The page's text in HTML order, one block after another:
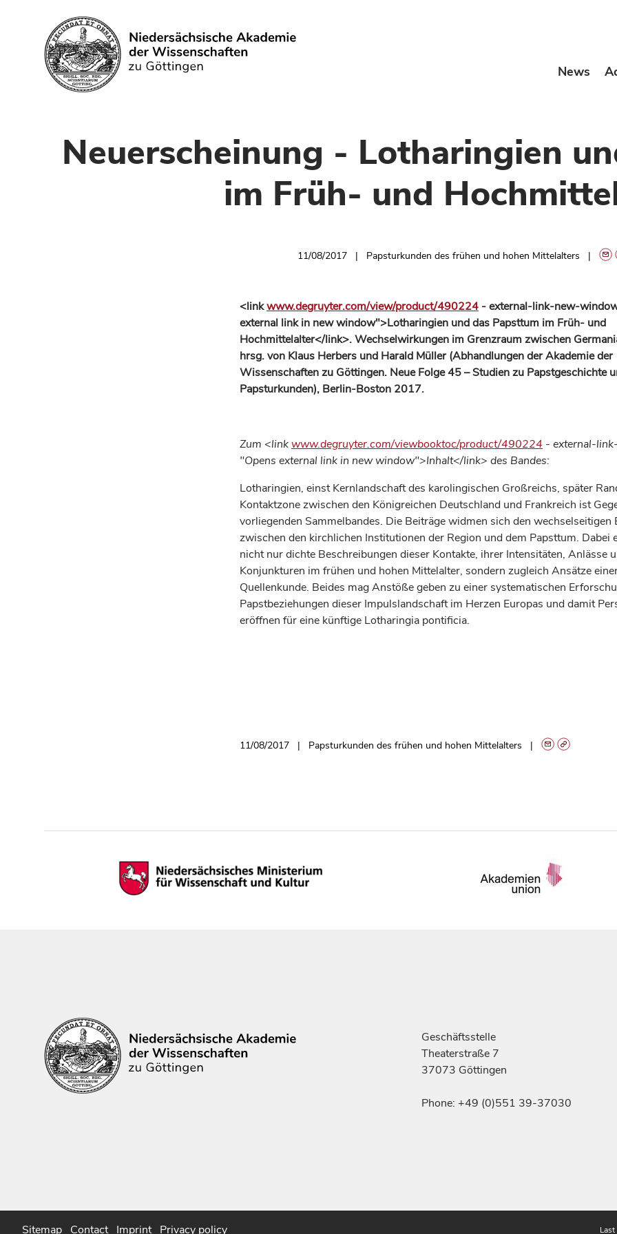
Search News
Neuerscheinung - Lotharingien
im Früh- und
11/08/2017 Papsturkunden des frühen und hohen Mittelalters
<linkwww.degruyter.com/view/product/490224 - external-link-new-
external link in new window">Lotharingien und das Papsttum im Früh- und
Hochmittelalter</link>. Wechselwirkungen im Grenzraum zwischen
hrsg. von Klaus Herbers und Harald Müller (Abhandlungen der Akademie der
Wissenschaften zu Göttingen. Neue Folge 45 – Studien zu Papstgeschichte
Papsturkunden), Berlin-Boston 2017.
Zum <linkwww.degruyter.com/viewbooktoc/product/490224 - external-
"Opens external link in new window">Inhalt</link> des Bandes:
Lotharingien, einst Kernlandschaft des karolingischen Großreichs, später
Kontaktzone zwischen den Königreichen Deutschland und Frankreich ist
vorliegenden Sammelbandes. Die Beiträge widmen sich den wechselseitigen
zwischen den kirchlichen Institutionen der Region und dem Papsttum. Dabei
nicht nur dichte Beschreibungen dieser Kontakte, ihrer Intensitäten, Anlässe
Konjunkturen im frühen und hohen Mittelalter, sondern zugleich Ansätze
Quellenkunde. Beides mag Anstöße geben zu einer systematischen
Papstbeziehungen dieser Impulslandschaft im Herzen Europas und damit
eröffnen für eine künftige Lotharingia pontificia.
11/08/2017 Papsturkunden des frühen und hohen Mittelalters
Geschäftsstelle
Theaterstraße 7
37073 Göttingen
Phone: +49 (0)551 39-37030
Sitemap Contact Imprint Privacy policy